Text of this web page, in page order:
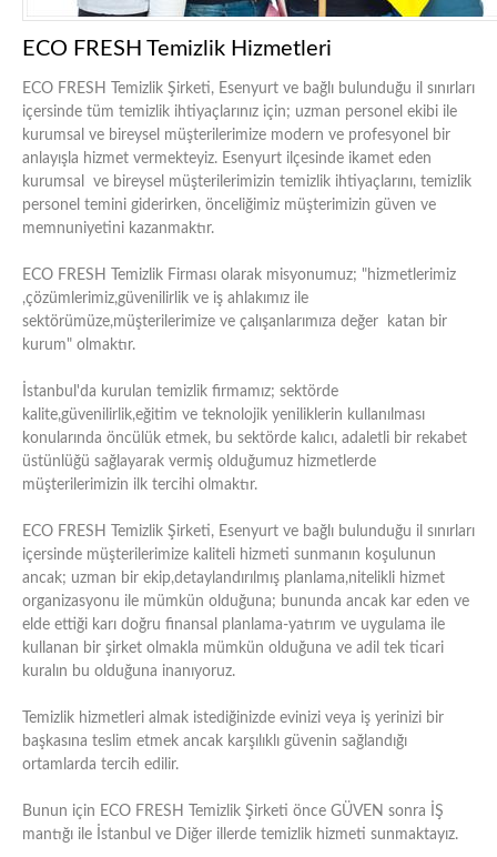
ECO FRESH Temizlik Hizmetleri
ECO FRESH Temizlik Şirketi, Esenyurt ve bağlı bulunduğu il sınırları
içersinde tüm temizlik ihtiyaçlarınız için; uzman personel ekibi ile
kurumsal ve bireysel müşterilerimize modern ve profesyonel bir
anlayışla hizmet vermekteyiz. Esenyurt ilçesinde ikamet eden
kurumsal ve bireysel müşterilerimizin temizlik ihtiyaçlarını, temizlik
personel temini giderirken, önceliğimiz müşterimizin güven ve
memnuniyetini kazanmaktır.
ECO FRESH Temizlik Firması olarak misyonumuz; "hizmetlerimiz
,çözümlerimiz,güvenilirlik ve iş ahlakımız ile
sektörümüze,müşterilerimize ve çalışanlarımıza değer katan bir
kurum" olmaktır.
İstanbul'da kurulan temizlik firmamız; sektörde
kalite,güvenilirlik,eğitim ve teknolojik yeniliklerin kullanılması
konularında öncülük etmek, bu sektörde kalıcı, adaletli bir rekabet
üstünlüğü sağlayarak vermiş olduğumuz hizmetlerde
müşterilerimizin ilk tercihi olmaktır.
ECO FRESH Temizlik Şirketi, Esenyurt ve bağlı bulunduğu il sınırları
içersinde müşterilerimize kaliteli hizmeti sunmanın koşulunun
ancak; uzman bir ekip,detaylandırılmış planlama,nitelikli hizmet
organizasyonu ile mümkün olduğuna; bununda ancak kar eden ve
elde ettiği karı doğru finansal planlama-yatırım ve uygulama ile
kullanan bir şirket olmakla mümkün olduğuna ve adil tek ticari
kuralın bu olduğuna inanıyoruz.
Temizlik hizmetleri almak istediğinizde evinizi veya iş yerinizi bir
başkasına teslim etmek ancak karşılıklı güvenin sağlandığı
ortamlarda tercih edilir.
Bunun için ECO FRESH Temizlik Şirketi önce GÜVEN sonra İŞ
mantığı ile İstanbul ve Diğer illerde temizlik hizmeti sunmaktayız.